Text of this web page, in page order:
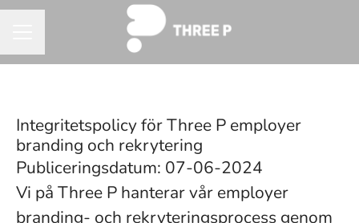
Integritetspolicy för Three P employer
branding och rekrytering
Publiceringsdatum: 07-06-2024
Vi på Three P hanterar vår employer
branding- och rekryteringsprocess genom